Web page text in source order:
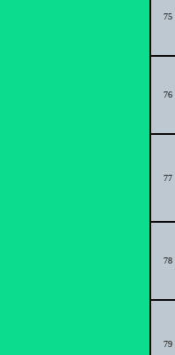
75
76
77
78
79